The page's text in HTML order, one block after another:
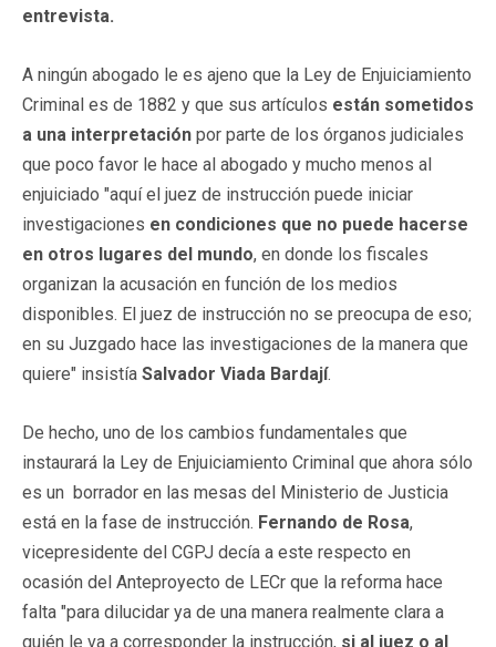
entrevista.
A ningún abogado le es ajeno que la Ley de Enjuiciamiento
Criminal es de 1882 y que sus artículos están sometidos
a una interpretación por parte de los órganos judiciales
que poco favor le hace al abogado y mucho menos al
enjuiciado "aquí el juez de instrucción puede iniciar
investigaciones en condiciones que no puede hacerse
en otros lugares del mundo, en donde los fiscales
organizan la acusación en función de los medios
disponibles. El juez de instrucción no se preocupa de eso;
en su Juzgado hace las investigaciones de la manera que
quiere" insistía Salvador Viada Bardají.
De hecho, uno de los cambios fundamentales que
instaurará la Ley de Enjuiciamiento Criminal que ahora sólo
es un borrador en las mesas del Ministerio de Justicia
está en la fase de instrucción. Fernando de Rosa,
vicepresidente del CGPJ decía a este respecto en
ocasión del Anteproyecto de LECr que la reforma hace
falta "para dilucidar ya de una manera realmente clara a
quién le va a corresponder la instrucción, si al juez o al